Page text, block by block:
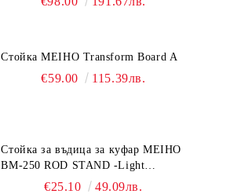
Стойка MEIHO Transform Board A
€59.00 115.39лв.
Стойка за въдица за куфар MEIHO
BM-250 ROD STAND -Light
Blue/Black color
€25.10 49.09лв.